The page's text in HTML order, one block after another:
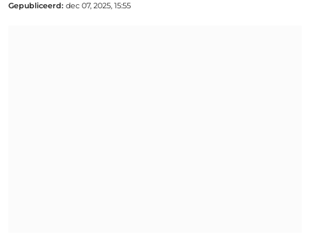
Gepubliceerd: dec 07, 2025, 15:55